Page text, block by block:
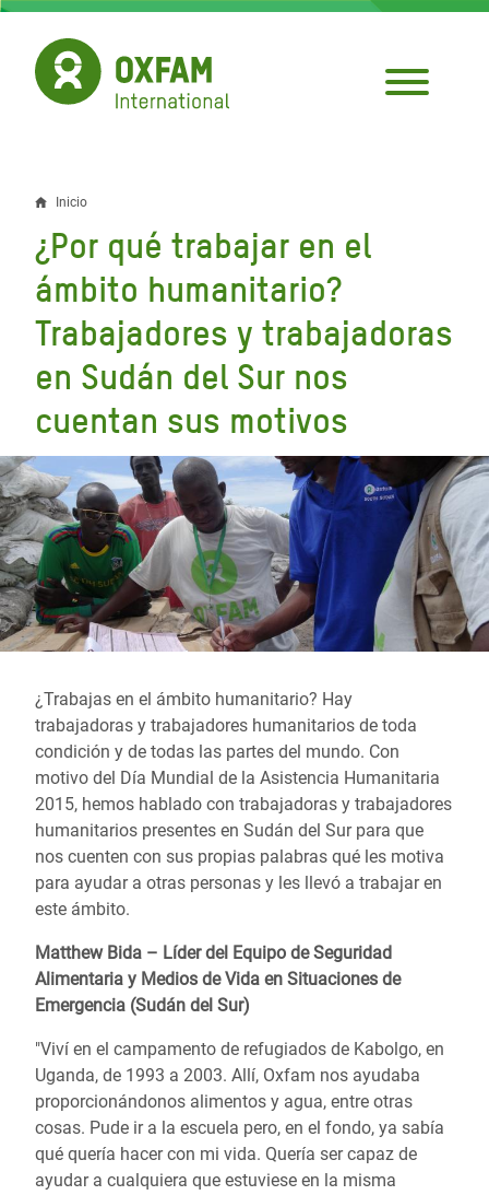
Pasar
contenido
principal
Sobrescribir
enlaces
de
ayuda
a
la
navegación
Inicio
¿Por qué trabajar en el
ámbito humanitario?
Trabajadores y trabajadoras
en Sudán del Sur nos
cuentan sus motivos
¿Trabajas en el ámbito humanitario? Hay
trabajadoras y trabajadores humanitarios de toda
condición y de todas las partes del mundo. Con
motivo del Día Mundial de la Asistencia Humanitaria
2015, hemos hablado con trabajadoras y trabajadores
humanitarios presentes en Sudán del Sur para que
nos cuenten con sus propias palabras qué les motiva
para ayudar a otras personas y les llevó a trabajar en
este ámbito.
Matthew Bida – Líder del Equipo de Seguridad
Alimentaria y Medios de Vida en Situaciones de
Emergencia (Sudán del Sur)
"Viví en el campamento de refugiados de Kabolgo, en
Uganda, de 1993 a 2003. Allí, Oxfam nos ayudaba
proporcionándonos alimentos y agua, entre otras
cosas. Pude ir a la escuela pero, en el fondo, ya sabía
qué quería hacer con mi vida. Quería ser capaz de
ayudar a cualquiera que estuviese en la misma